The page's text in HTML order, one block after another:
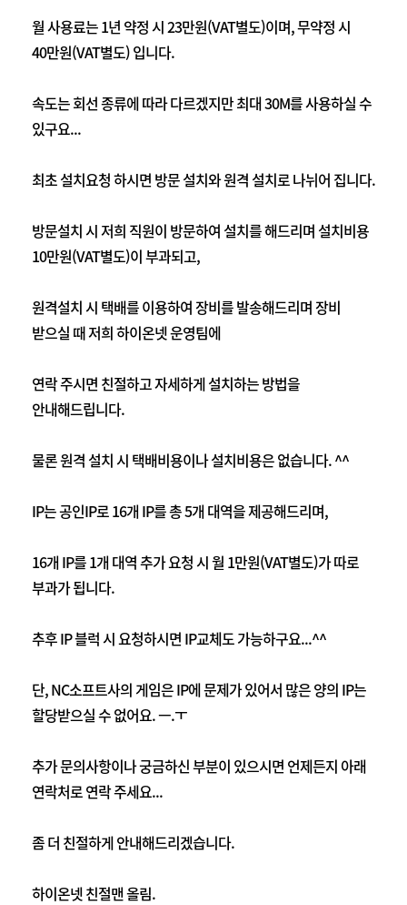
월 사용료는 1년 약정 시 23만원(VAT별도)이며, 무약정 시
40만원(VAT별도) 입니다.
속도는 회선 종류에 따라 다르겠지만 최대 30M를 사용하실 수
있구요...
최초 설치요청 하시면 방문 설치와 원격 설치로 나뉘어 집니다.
방문설치 시 저희 직원이 방문하여 설치를 해드리며 설치비용
10만원(VAT별도)이 부과되고,
원격설치 시 택배를 이용하여 장비를 발송해드리며 장비
받으실 때 저희 하이온넷 운영팀에
연락 주시면 친절하고 자세하게 설치하는 방법을
안내해드립니다.
물론 원격 설치 시 택배비용이나 설치비용은 없습니다. ^^
IP는 공인IP로 16개 IP를 총 5개 대역을 제공해드리며,
16개 IP를 1개 대역 추가 요청 시 월 1만원(VAT별도)가 따로
부과가 됩니다.
추후 IP 블럭 시 요청하시면 IP교체도 가능하구요...^^
단, NC소프트사의 게임은 IP에 문제가 있어서 많은 양의 IP는
할당받으실 수 없어요. ㅡ.ㅜ
추가 문의사항이나 궁금하신 부분이 있으시면 언제든지 아래
연락처로 연락 주세요...
좀 더 친절하게 안내해드리겠습니다.
하이온넷 친절맨 올림.